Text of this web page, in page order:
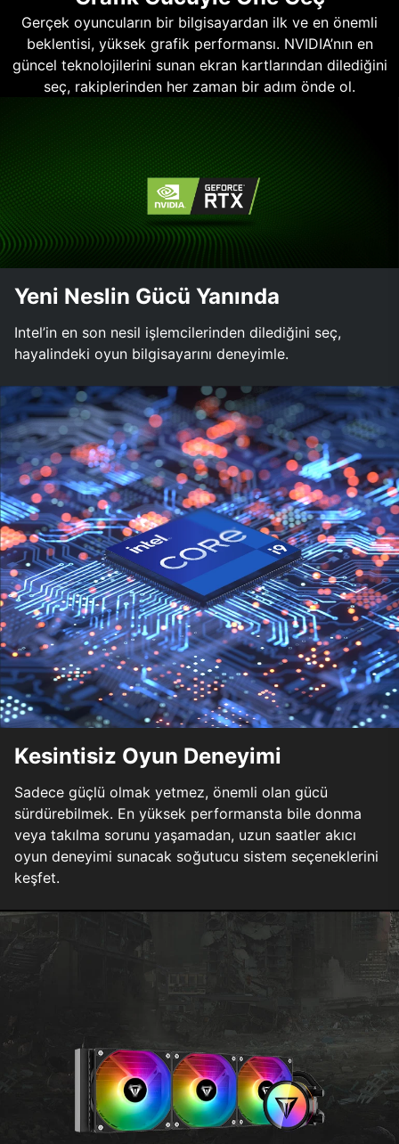
Gerçek oyuncuların bir bilgisayardan ilk ve en önemli
beklentisi, yüksek grafik performansı. NVIDIA’nın en
güncel teknolojilerini sunan ekran kartlarından dilediğini
seç, rakiplerinden her zaman bir adım önde ol.
Yeni Neslin Gücü Yanında
Intel’in en son nesil işlemcilerinden dilediğini seç,
hayalindeki oyun bilgisayarını deneyimle.
Kesintisiz Oyun Deneyimi
Sadece güçlü olmak yetmez, önemli olan gücü
sürdürebilmek. En yüksek performansta bile donma
veya takılma sorunu yaşamadan, uzun saatler akıcı
oyun deneyimi sunacak soğutucu sistem seçeneklerini
keşfet.